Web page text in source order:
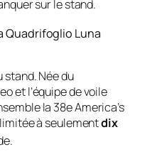
sur le stand.
Quadrifoglio Luna
stand. Née du
et l’équipe de voile
la 38e America’s
à seulementdix
.